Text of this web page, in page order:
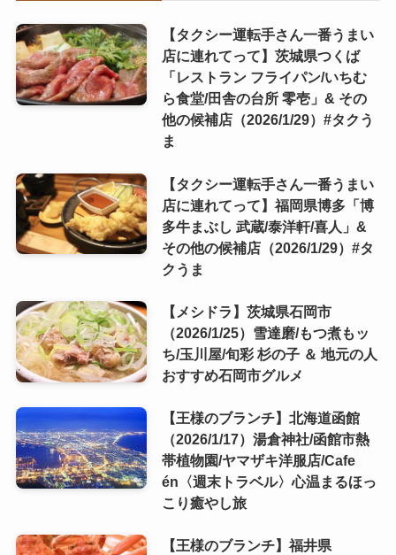
【タクシー運転手さん一番うまい
店に連れてって】茨城県つくば
「レストラン フライパン/いちむ
ら食堂/田舎の台所 零壱」& その
他の候補店（2026/1/29）#タクう
ま
【タクシー運転手さん一番うまい
店に連れてって】福岡県博多「博
多牛まぶし 武蔵/泰洋軒/喜人」&
その他の候補店（2026/1/29）#タ
クうま
【メシドラ】茨城県石岡市
（2026/1/25）雪達磨/もつ煮もッ
ち/玉川屋/旬彩 杉の子 ＆ 地元の人
おすすめ石岡市グルメ
【王様のブランチ】北海道函館
（2026/1/17）湯倉神社/函館市熱
帯植物園/ヤマザキ洋服店/Cafe
én〈週末トラベル〉心温まるほっ
こり癒やし旅
【王様のブランチ】福井県